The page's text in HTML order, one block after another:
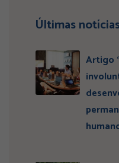
Últimas
Artigo